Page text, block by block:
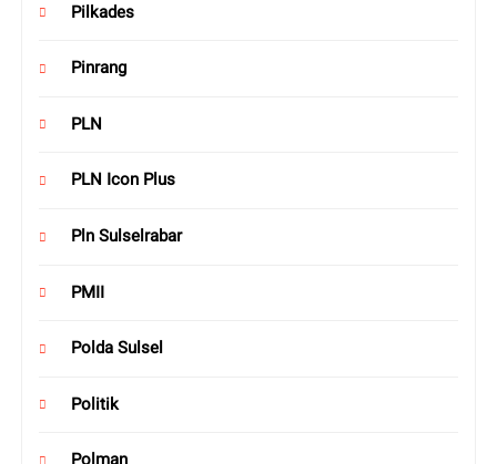
Pilkades
Pinrang
PLN
PLN Icon Plus
Pln Sulselrabar
PMII
Polda Sulsel
Politik
Polman